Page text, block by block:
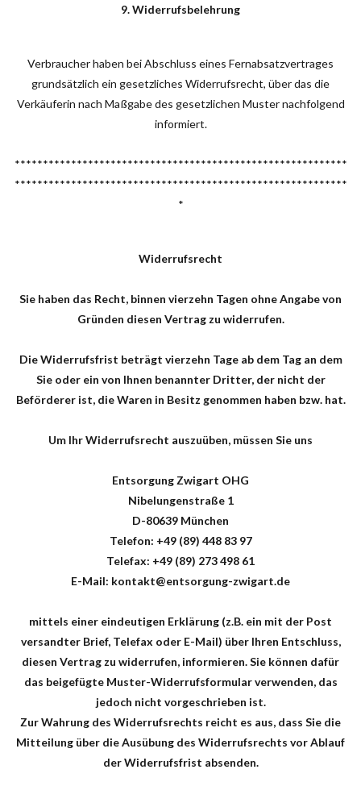
9. Widerrufsbelehrung
Verbraucher haben bei Abschluss eines Fernabsatzvertrages
grundsätzlich ein gesetzliches Widerrufsrecht, über das die
Verkäuferin nach Maßgabe des gesetzlichen Muster nachfolgend
informiert.
***********************************************************
***********************************************************
*
Widerrufsrecht
Sie haben das Recht, binnen vierzehn Tagen ohne Angabe von
Gründen diesen Vertrag zu widerrufen.
Die Widerrufsfrist beträgt vierzehn Tage ab dem Tag an dem
Sie oder ein von Ihnen benannter Dritter, der nicht der
Beförderer ist, die Waren in Besitz genommen haben bzw. hat.
Um Ihr Widerrufsrecht auszuüben, müssen Sie uns
Entsorgung Zwigart OHG
Nibelungenstraße 1
D-80639 München
Telefon: +49 (89) 448 83 97
Telefax: +49 (89) 273 498 61
E-Mail: kontakt@entsorgung-zwigart.de
mittels einer eindeutigen Erklärung (z.B. ein mit der Post
versandter Brief, Telefax oder E-Mail) über Ihren Entschluss,
diesen Vertrag zu widerrufen, informieren. Sie können dafür
das beigefügte Muster-Widerrufsformular verwenden, das
jedoch nicht vorgeschrieben ist.
Zur Wahrung des Widerrufsrechts reicht es aus, dass Sie die
Mitteilung über die Ausübung des Widerrufsrechts vor Ablauf
der Widerrufsfrist absenden.